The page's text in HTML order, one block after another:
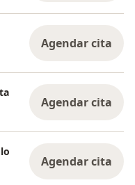
Agendar cita
Agendar cita
Agendar cita